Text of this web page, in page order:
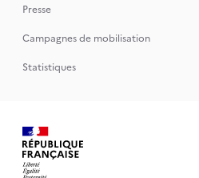
Presse
Campagnes de mobilisation
Statistiques